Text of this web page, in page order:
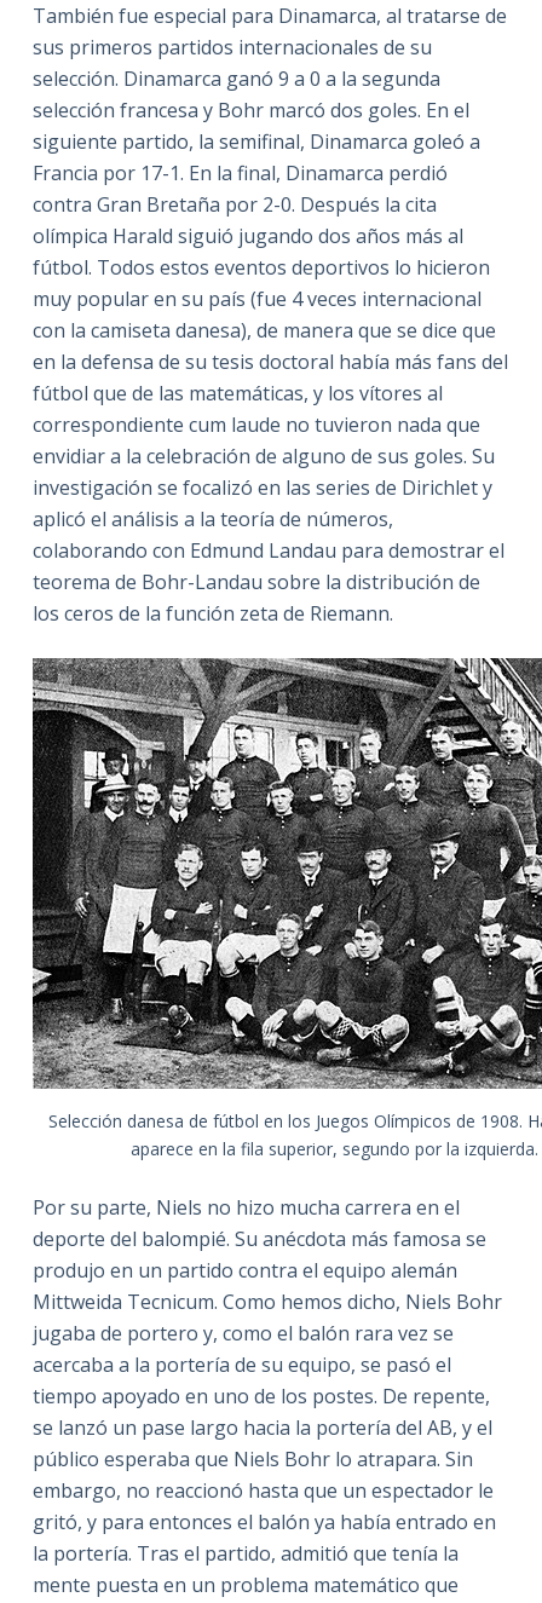
También fue especial para Dinamarca, al tratarse de
sus primeros partidos internacionales de su
selección. Dinamarca ganó 9 a 0 a la segunda
selección francesa y Bohr marcó dos goles. En el
siguiente partido, la semifinal, Dinamarca goleó a
Francia por 17-1. En la final, Dinamarca perdió
contra Gran Bretaña por 2-0. Después la cita
olímpica Harald siguió jugando dos años más al
fútbol. Todos estos eventos deportivos lo hicieron
muy popular en su país (fue 4 veces internacional
con la camiseta danesa), de manera que se dice que
en la defensa de su tesis doctoral había más fans del
fútbol que de las matemáticas, y los vítores al
correspondiente cum laude no tuvieron nada que
envidiar a la celebración de alguno de sus goles. Su
investigación se focalizó en las series de Dirichlet y
aplicó el análisis a la teoría de números,
colaborando con Edmund Landau para demostrar el
teorema de Bohr-Landau sobre la distribución de
los ceros de la función zeta de Riemann.
Selección danesa de fútbol en los Juegos Olímpicos de 1908.
aparece en la fila superior, segundo por la izquierda.
Por su parte, Niels no hizo mucha carrera en el
deporte del balompié. Su anécdota más famosa se
produjo en un partido contra el equipo alemán
Mittweida Tecnicum. Como hemos dicho, Niels Bohr
jugaba de portero y, como el balón rara vez se
acercaba a la portería de su equipo, se pasó el
tiempo apoyado en uno de los postes. De repente,
se lanzó un pase largo hacia la portería del AB, y el
público esperaba que Niels Bohr lo atrapara. Sin
embargo, no reaccionó hasta que un espectador le
gritó, y para entonces el balón ya había entrado en
la portería. Tras el partido, admitió que tenía la
mente puesta en un problema matemático que